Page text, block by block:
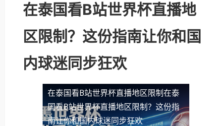
在泰国看B站世界杯直播地
区限制？这份指南让你和国
内球迷同步狂欢
在泰国看B站世界杯直播地区限制 在泰
国看B站世界杯直播地区限制？这份指
南让你和国内球迷同步狂欢